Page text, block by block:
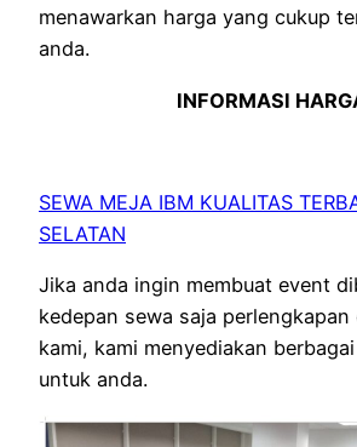
menawarkan harga yang cukup
anda.
INFORMASI
SEWA MEJA IBM KUALITAS
SELATAN
Jika anda ingin membuat event
kedepan sewa saja perlengkapan
kami, kami menyediakan
untuk anda.